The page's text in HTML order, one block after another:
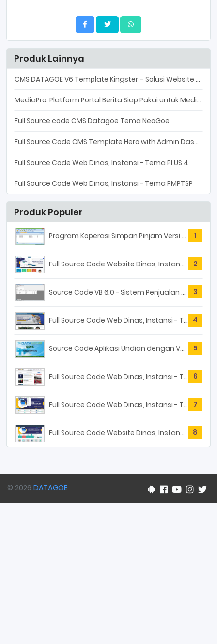
Produk Lainnya
CMS DATAGOE V6 Template Kingster – Solusi Website Profesional untuk Sekolah & Instansi
MediaPro: Platform Portal Berita Siap Pakai untuk Media Lokal dan Profesional
Full Source code CMS Datagoe Tema NeoGoe
Full Source Code CMS Template Hero with Admin Dashpro
Full Source Code Web Dinas, Instansi - Tema PLUS 4
Full Source Code Web Dinas, Instansi - Tema PMPTSP
Produk Populer
1
Program Koperasi Simpan Pinjam Versi 4.0
2
Full Source Code Website Dinas, Instansi Tema Basic
3
Source Code VB 6.0 - Sistem Penjualan Versi 1.0
4
Full Source Code Web Dinas, Instansi - Tema YASBIN
5
Source Code Aplikasi Undian dengan VB 6.0
6
Full Source Code Web Dinas, Instansi - Tema PMPTSP
7
Full Source Code Web Dinas, Instansi - Tema COMPANY
8
Full Source Code Website Dinas, Instansi Tema Desa
© 2026 DATAGOE